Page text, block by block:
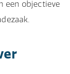
een objectieve